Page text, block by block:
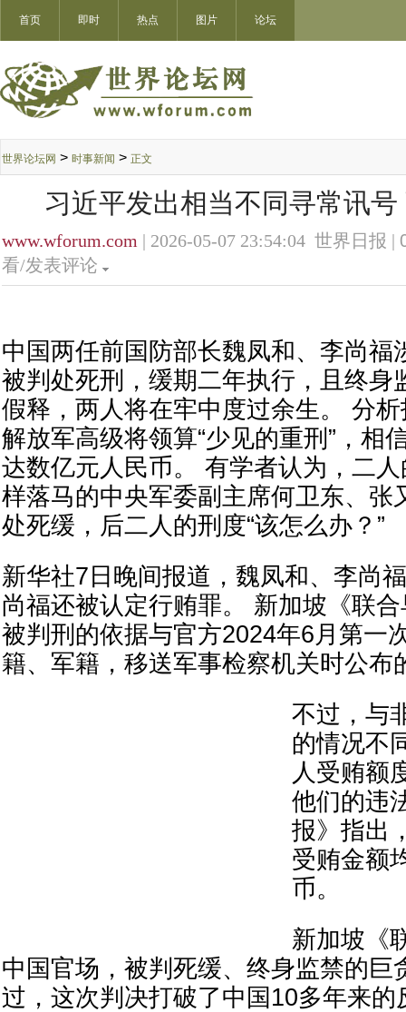
首页 即时 热点 图片 论坛
世界论坛网 > 时事新闻 > 正文
习近平发出相当不同寻常讯
www.wforum.com | 2026-05-07 23:54:04 世界日报 |
看/发表评论
中国两任前国防部长魏凤和、李尚福
被判处死刑，缓期二年执行，且终身
假释，两人将在牢中度过余生。 分
解放军高级将领算“少见的重刑”，相
达数亿元人民币。 有学者认为，二
样落马的中央军委副主席何卫东、张
处死缓，后二人的刑度“该怎么办？”
新华社7日晚间报道，魏凤和、李尚
尚福还被认定行贿罪。 新加坡《联
被判刑的依据与官方2024年6月第一
籍、军籍，移送军事检察机关时公布
不过，与
的情况不
人受贿额
他们的违
报》指出
受贿金额
币。
新加坡《
中国官场，被判死缓、终身监禁的巨
过，这次判决打破了中国10多年来的